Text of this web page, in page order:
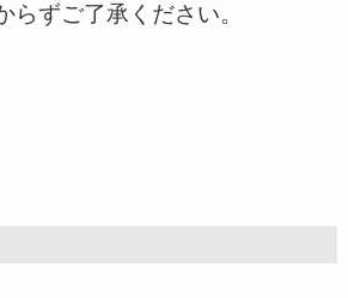
らずご了承ください。